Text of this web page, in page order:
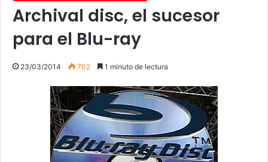
Archival disc, el sucesor
para el Blu-ray
23/03/2014 702 1 minuto de lectura